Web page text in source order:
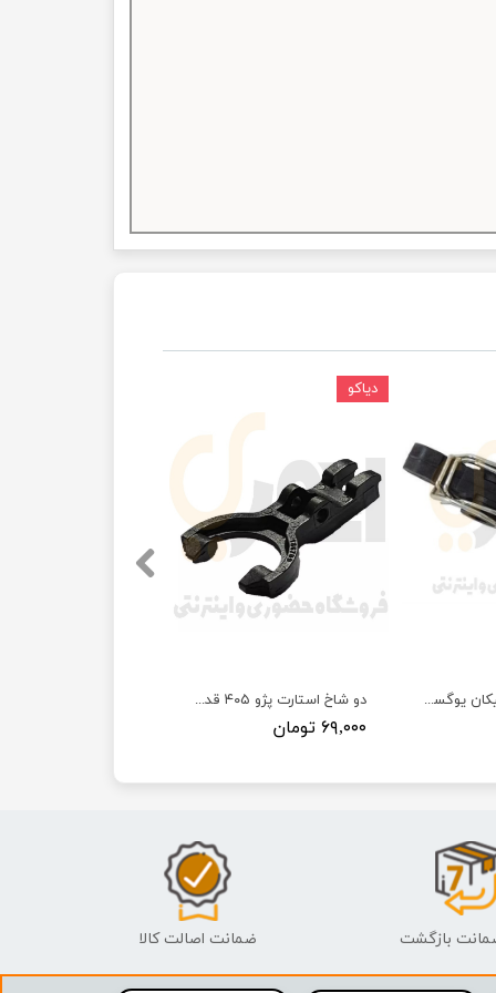
دو شاخ استارت پژو ۴۰۵ قدیم دیاکو
۶۹,۰۰۰ تومان
دیاکو
دو شاخ استارت پیکان یوگسلاوی دیاکو
ضمانت اصالت کالا